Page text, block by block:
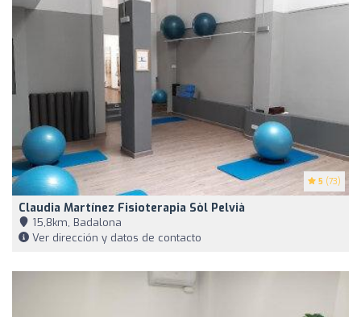
5 (73)
Claudia Martínez Fisioterapia Sòl Pelvià
15,8km, Badalona
Ver dirección y datos de contacto